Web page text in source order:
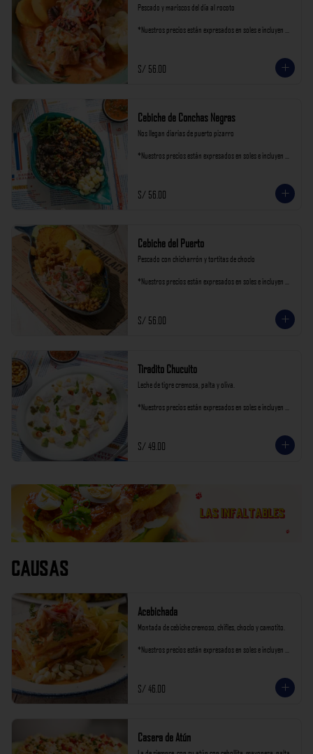
Pescado y mariscos del día al rocoto
*Nuestros precios están expresados en soles e incluyen
S/ 56.00
Cebiche de Conchas Negras
Nos llegan diarias de puerto pizarro
*Nuestros precios están expresados en soles e incluyen
S/ 56.00
Cebiche del Puerto
Pescado con chicharrón y tortitas de choclo
*Nuestros precios están expresados en soles e incluyen
S/ 56.00
Tiradito Chucuito
Leche de tigre cremosa, palta y oliva.
*Nuestros precios están expresados en soles e incluyen
S/ 49.00
Causas
Acebichada
Montada de cebiche cremoso, chifles, choclo y camotito.
*Nuestros precios están expresados en soles e incluyen
S/ 46.00
Casera de Atún